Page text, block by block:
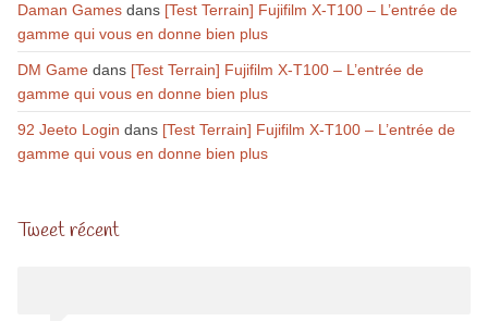
Daman Gamesdans [Test Terrain] Fujifilm X-T100 – L’entrée de
gamme qui vous en donne bien plus
DM Gamedans [Test Terrain] Fujifilm X-T100 – L’entrée de
gamme qui vous en donne bien plus
92 Jeeto Login dans [Test Terrain] Fujifilm X-T100 – L’entrée de
gamme qui vous en donne bien plus
Tweet récent